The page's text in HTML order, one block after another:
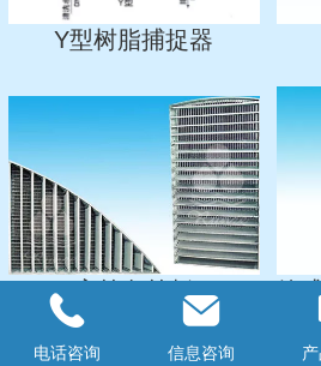
Y型树脂捕捉器
高筋条筛板
电话咨询 信息咨询